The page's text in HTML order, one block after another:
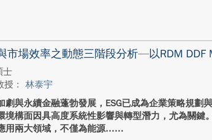
市場效率之動態三階段分析—以RDM DDF
授：林泰宇
劇與永續金融蓬勃發展，ESG已成為企業策略規劃
境構面因具高度系統性影響與轉型潛力，尤為關鍵
用兩大領域，不僅為能源...